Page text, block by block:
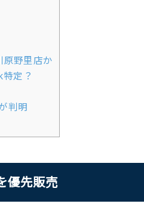
原野里店か
定？
判明
優先販売